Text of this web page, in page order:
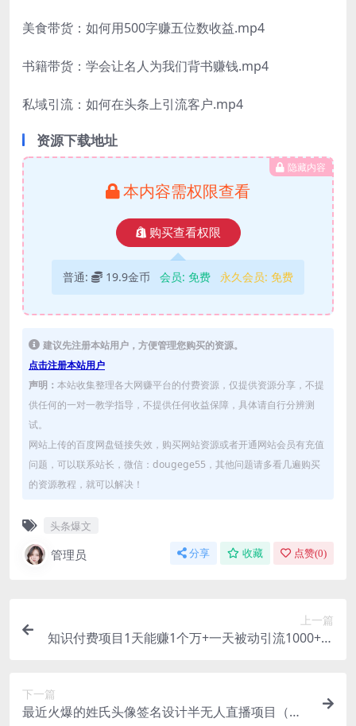
美食带货：如何用500字赚五位数收益.mp4
书籍带货：学会让名人为我们背书赚钱.mp4
私域引流：如何在头条上引流客户.mp4
资源下载地址
隐藏内容
本内容需权限查看
购买查看权限
普通: 19.9金币 会员: 免费 永久会员: 免费
建议先注册本站用户，方便管理您购买的资源。
点击注册本站用户
声明： 本站收集整理各大网赚平台的付费资源，仅提供资源分享，不提
供任何的一对一教学指导，不提供任何收益保障，具体请自行分辨测
试。
网站上传的百度网盘链接失效，购买网站资源或者开通网站会员有充值
问题，可以联系站长，微信：dougege55，其他问题请多看几遍购买
的资源教程，就可以解决！
头条爆文
管理员 分享 收藏 点赞(0)
上一篇
知识付费项目1天能赚1个万+一天被动引流1000+精
下一篇
最近火爆的姓氏头像签名设计半无人直播项目（教